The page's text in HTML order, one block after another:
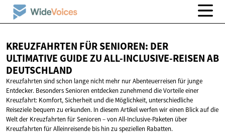
KREUZFAHRTEN FÜR SENIOREN: DER
ULTIMATIVE GUIDE ZU ALL-INCLUSIVE-REISENAB
DEUTSCHLAND
Kreuzfahrten sind schon lange nicht mehr nur Abenteuerreisen für junge
Entdecker. Besonders Senioren entdecken zunehmend die Vorteile einer
Kreuzfahrt: Komfort, Sicherheit und die Möglichkeit, unterschiedliche
Reiseziele bequem zu erkunden. In diesem Artikel werfen wir einen Blick auf die
Welt der Kreuzfahrten für Senioren – von All-Inclusive-Paketen über
Kreuzfahrten für Alleinreisende bis hin zu speziellen Rabatten.